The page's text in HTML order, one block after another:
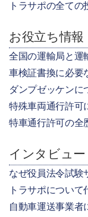
トラサポの全ての
お役立ち情報
全国の運輸局と運
車検証書換に必要
ダンプゼッケンに
特殊車両通行許可
特車通行許可の全
インタビュー
なぜ役員法令試験
トラサポについ
自動車運送事業者